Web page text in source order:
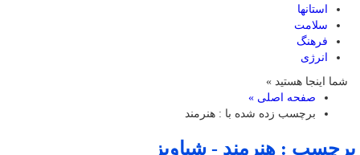
استانها
سلامت
فرهنگ
انرژی
شما اینجا هستید »
صفحه اصلی »
برچسب زده شده با : هنرمند
برچسب : هنرمند - شباویز